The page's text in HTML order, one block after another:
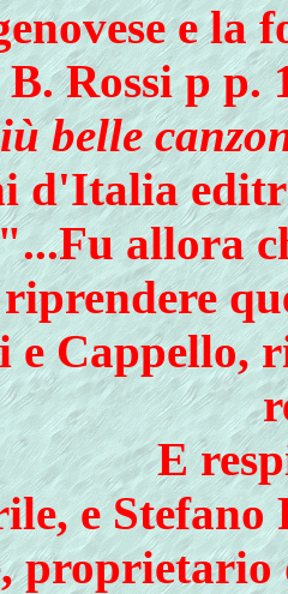
e
Rossi p
belle
d'Italia
allora
Cappello,
E
e